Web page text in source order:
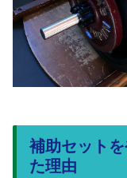
補助セット
た理由